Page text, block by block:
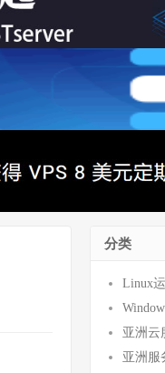
分类
Linux
亚洲云
亚洲服